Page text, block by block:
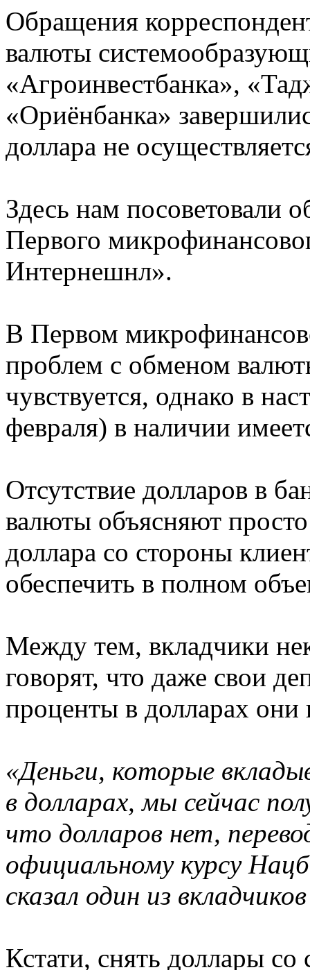
Обращения
валюты
«Агроинвестбанка»,
«Ориёнбанка»
доллара не
Здесь нам посоветовали
Первого
Интернешнл».
В Первом
проблем с обменом
чувствуется, однако в
февраля) в наличии
Отсутствие долларов в
валюты объясняют
доллара со стороны
обеспечить в полном
Между тем, вкладчики
говорят, что даже свои
проценты в долларах
«Деньги, которые
в долларах, мы сейчас
что долларов нет,
официальному курсу
сказал один из
Кстати, снять доллары со